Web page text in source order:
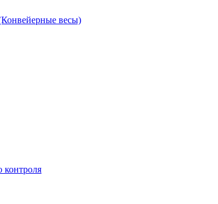
весы)
контроля